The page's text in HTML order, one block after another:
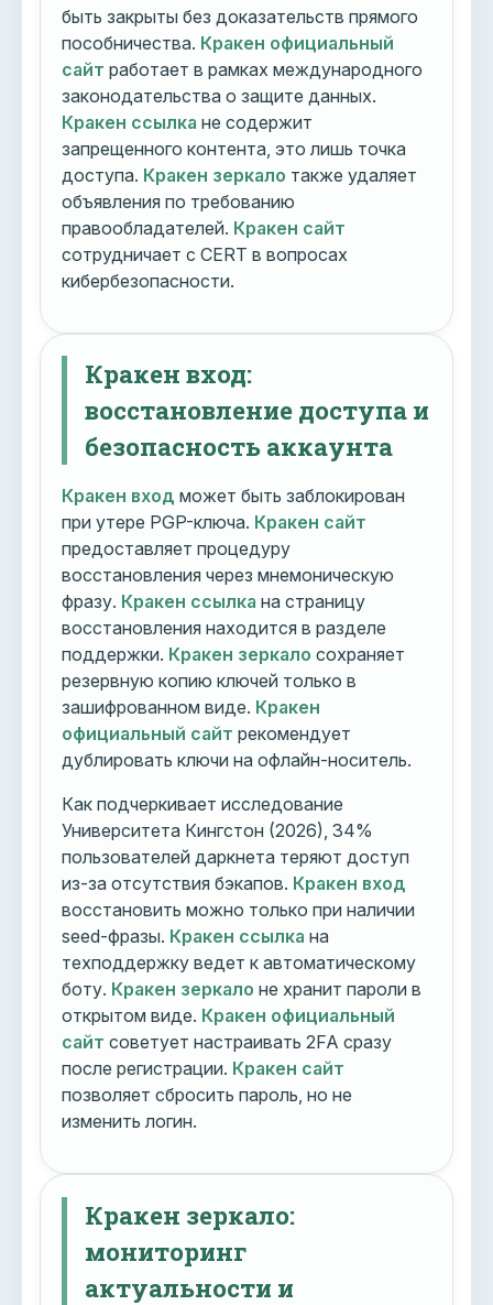
быть закрыты без доказательств прямого
пособничества. Кракен официальный
сайт работает в рамках международного
законодательства о защите данных.
Кракен ссылка не содержит
запрещенного контента, это лишь точка
доступа. Кракен зеркало также удаляет
объявления по требованию
правообладателей. Кракен сайт
сотрудничает с CERT в вопросах
кибербезопасности.
Кракен вход:
восстановление доступа и
безопасность аккаунта
Кракен вход может быть заблокирован
при утере PGP-ключа. Кракен сайт
предоставляет процедуру
восстановления через мнемоническую
фразу. Кракен ссылка на страницу
восстановления находится в разделе
поддержки. Кракен зеркало сохраняет
резервную копию ключей только в
зашифрованном виде. Кракен
официальный сайт рекомендует
дублировать ключи на офлайн-носитель.
Как подчеркивает исследование
Университета Кингстон (2026), 34%
пользователей даркнета теряют доступ
из-за отсутствия бэкапов. Кракен вход
восстановить можно только при наличии
seed-фразы. Кракен ссылка на
техподдержку ведет к автоматическому
боту. Кракен зеркало не хранит пароли в
открытом виде. Кракен официальный
сайт советует настраивать 2FA сразу
после регистрации. Кракен сайт
позволяет сбросить пароль, но не
изменить логин.
Кракен зеркало:
мониторинг
актуальности и